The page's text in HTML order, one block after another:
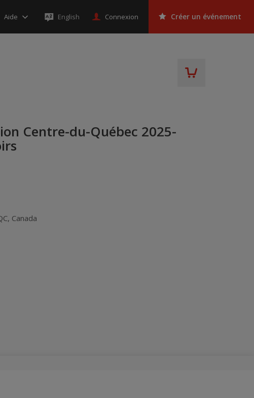
Aide English Connexion Créer un événement
Centre-du-Québec 2025-
, Canada